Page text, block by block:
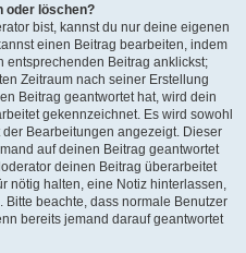
oder löschen?
bist, kannst du nur deine eigenen
einen Beitrag bearbeiten, indem
entsprechenden Beitrag anklickst;
Zeitraum nach seiner Erstellung
Beitrag geantwortet hat, wird dein
gekennzeichnet. Es wird sowohl
Bearbeitungen angezeigt. Dieser
auf deinen Beitrag geantwortet
deinen Beitrag überarbeitet
nötig halten, eine Notiz hinterlassen,
beachte, dass normale Benutzer
bereits jemand darauf geantwortet